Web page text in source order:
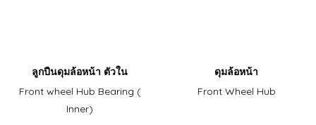
ลูกปืนดุมล้อหน้า ตัวใน
Front wheel Hub Bearing (
Inner)
ดุมล้อหน้า
Front Wheel Hub